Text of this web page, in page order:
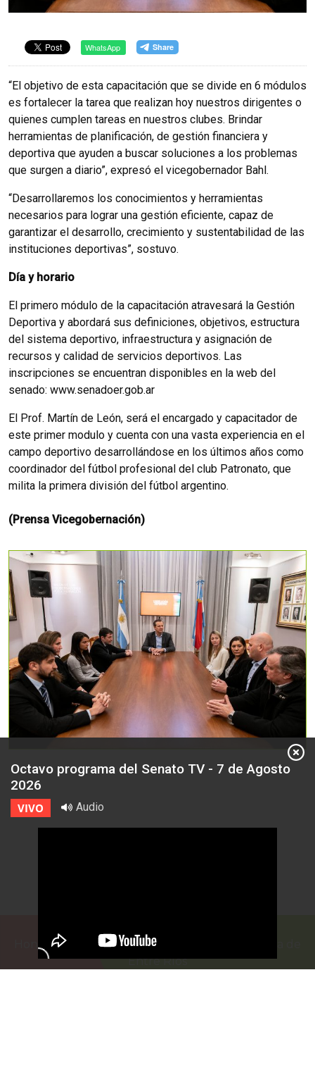
WhatsApp
“El objetivo de esta capacitación que se divide en 6 módulos
es fortalecer la tarea que realizan hoy nuestros dirigentes o
quienes cumplen tareas en nuestros clubes. Brindar
herramientas de planificación, de gestión financiera y
deportiva que ayuden a buscar soluciones a los problemas
que surgen a diario”, expresó el vicegobernador Bahl.
“Desarrollaremos los conocimientos y herramientas
necesarios para lograr una gestión eficiente, capaz de
garantizar el desarrollo, crecimiento y sustentabilidad de las
instituciones deportivas”, sostuvo.
Día y horario
El primero módulo de la capacitación atravesará la Gestión
Deportiva y abordará sus definiciones, objetivos, estructura
del sistema deportivo, infraestructura y asignación de
recursos y calidad de servicios deportivos. Las
inscripciones se encuentran disponibles en la web del
senado: www.senadoer.gob.ar
El Prof. Martín de León, será el encargado y capacitador de
este primer modulo y cuenta con una vasta experiencia en el
campo deportivo desarrollándose en los últimos años como
coordinador del fútbol profesional del club Patronato, que
milita la primera división del fútbol argentino.
(Prensa Vicegobernación)
Honorable Cámara de Senadores de la Provincia de
Entre Ríos
Octavo programa del Senato TV - 7 de Agosto
2026
VIVO Audio